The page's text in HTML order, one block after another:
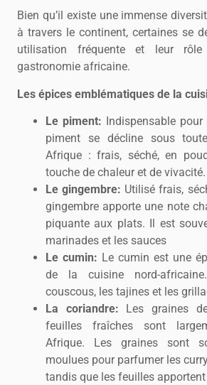
Bien qu’il existe une immense
à travers le continent, certaines se
utilisation fréquente et leur
gastronomie africaine.
Les épices emblématiques de la
Le piment: Indispensable
piment se décline sous
Afrique : frais, séché, en
touche de chaleur et de vivacité.
Le gingembre: Utilisé frais,
gingembre apporte une note
piquante aux plats. Il est
marinades et les sauces
Le cumin: Le cumin est une
de la cuisine nord-
couscous, les tajines et les
La coriandre: Les graines
feuilles fraîches sont
Afrique. Les graines sont
moulues pour parfumer les
tandis que les feuilles